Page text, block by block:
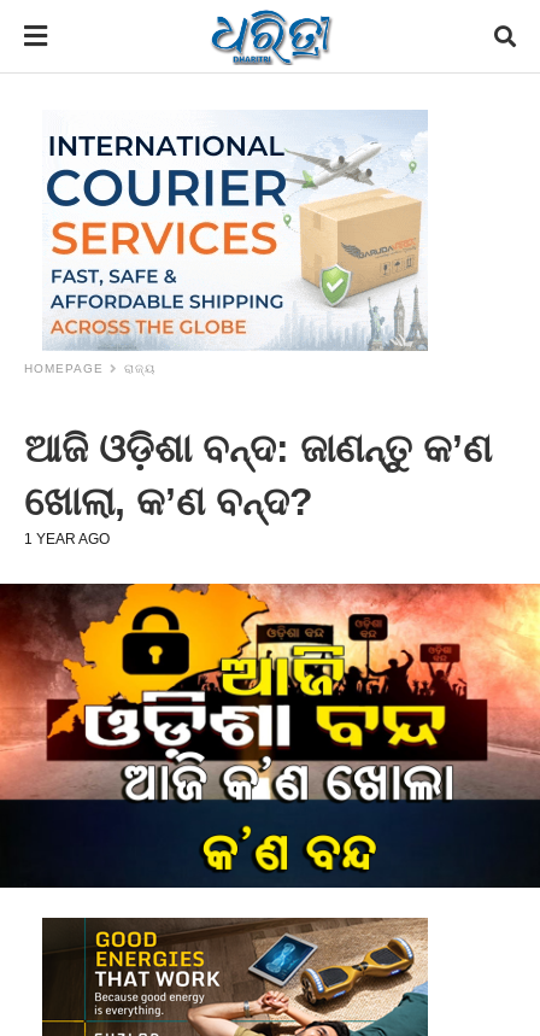
HOMEPAGE ରାଜ୍ୟ
ଆଜି ଓଡ଼ିଶା ବନ୍ଦ: ଜାଣନ୍ତୁ କ’ଣ
ଖୋଲା, କ’ଣ ବନ୍ଦ?
1 YEAR AGO